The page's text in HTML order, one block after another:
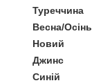
Туреччина
Весна/Осінь
Новий
Джинс
Синій